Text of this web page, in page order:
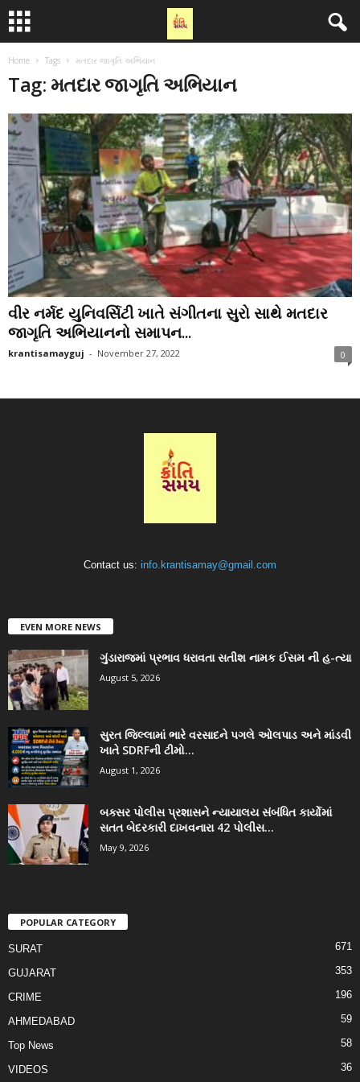
Home Tags મતદાર જાગૃતિ અભિયાન
Tag: મતદાર જાગૃતિ અભિયાન
વીર નર્મદ યુનિવર્સિટી ખાતે સંગીતના સુરો સાથે મતદાર
જાગૃતિ અભિયાનનો સમાપન...
krantisamayguj - November 27, 2022 0
Contact us: info.krantisamay@gmail.com
EVEN MORE NEWS
ગુંડારાજમાં પ્રભાવ ધરાવતા સતીશ નામક ઈસમ ની હ-ત્યા
August 5, 2026
સુરત જિલ્લામાં ભારે વરસાદને પગલે ઓલપાડ અને માંડવી
ખાતે SDRFની ટીમો...
August 1, 2026
બક્સર પોલીસ પ્રશાસને ન્યાયાલય સંબંધિત કાર્યોમાં
સતત બેદરકારી દાખવનારા 42 પોલીસ...
May 9, 2026
POPULAR CATEGORY
SURAT 671
GUJARAT 353
CRIME 196
AHMEDABAD 59
Top News 58
VIDEOS 36